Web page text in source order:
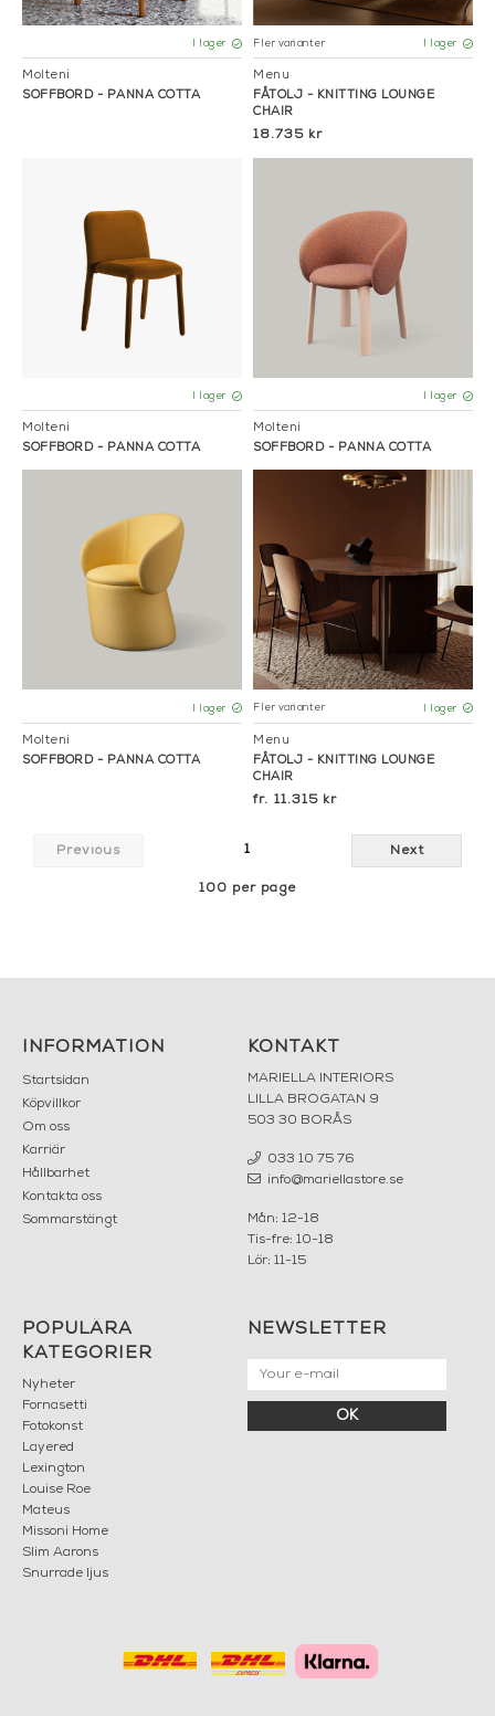
I lager
Molteni
SOFFBORD - PANNA COTTA
Fler varianter I lager
Menu
FÅTÖLJ - KNITTING LOUNGE
CHAIR
18.735 kr
I lager
Molteni
SOFFBORD - PANNA COTTA
I lager
Molteni
SOFFBORD - PANNA COTTA
I lager
Molteni
SOFFBORD - PANNA COTTA
Fler varianter I lager
Menu
FÅTÖLJ - KNITTING LOUNGE
CHAIR
11.315 kr
Previous 1 Next
100 per page
INFORMATION
Startsidan
Köpvillkor
Om oss
Karriär
Hållbarhet
Kontakta oss
Sommarstängt
KONTAKT
MARIELLA INTERIORS
LILLA BROGATAN 9
503 30 BORÅS
033 10 75 76
info@mariellastore.se
Mån: 12-18
Tis-fre: 10-18
Lör: 11-15
POPULÄRA
KATEGORIER
Nyheter
Fornasetti
Fotokonst
Layered
Lexington
Louise Roe
Mateus
Missoni Home
Slim Aarons
Snurrade ljus
NEWSLETTER
OK